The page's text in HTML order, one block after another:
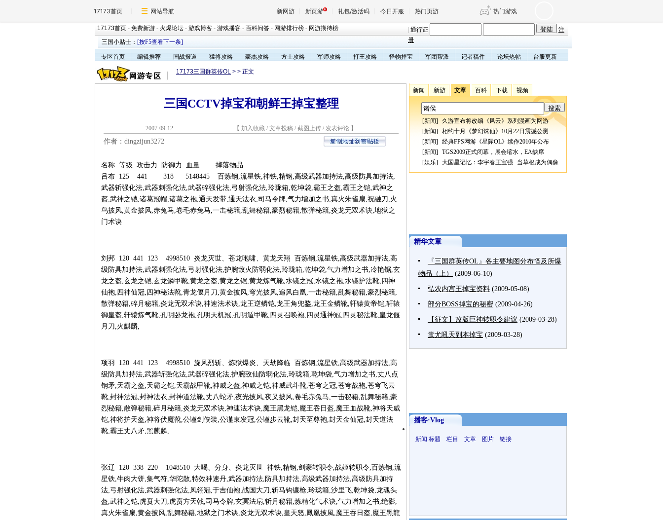
17173首页 网站导航 新网游 新页游 礼包/激活码 今日开服 热门页游 热门游戏
魔兽 DNF 传奇4
天堂 剑网3旗舰版 新天龙八部
王权与自由 诛仙世界 仙剑世界
17173首页 - 免费新游 - 火爆论坛 - 游戏博客 - 游戏播客 - 百科问答 - 网游排行榜 - 网游期待榜 通行证
注
册
三国小贴士： [按F5查看下一条]
专区首页 编辑推荐 国战报道 猛将攻略 豪杰攻略 方士攻略 军师攻略 打王攻略 怪物掉宝 军团帮派 记者稿件 论坛热帖 台服更新
17173三国群英传OL > > 正文
三国CCTV掉宝和朝鲜王掉宝整理
2007-09-12 【 加入收藏 / 文章投稿 / 截图上传 / 发表评论 】
作者：dingzijun3272
名称 等级 攻击力 防御力 血量 掉落物品
吕布 125 441 318 5148445 百炼钢,流星铁,神铁,精钢,高级武器加持法,高级防具加持法,
武器斩强化法,武器刺强化法,武器碎强化法,弓射强化法,玲珑箱,乾坤袋,霸王之盔,霸王之铠,武神之
盔,武神之铠,诸葛冠帽,诸葛之袍,通天发带,通天法衣,司马令牌,气力增加之书,真火朱雀扇,祝融刀,火
鸟披风,黄金披风,赤兔马,卷毛赤兔马,一击秘籍,乱舞秘籍,豪烈秘籍,散弹秘籍,炎龙无双术诀,地狱之
门术诀
刘邦 120 441 123 4998510 炎龙灭世、苍龙咆啸、黄龙天翔 百炼钢,流星铁,高级武器加持法,高
级防具加持法,武器刺强化法,弓射强化法,护腕敌火防弱化法,玲珑箱,乾坤袋,气力增加之书,冷艳锯,玄
龙之盔,玄龙之铠,玄龙鳞甲靴,黄龙之盔,黄龙之铠,黄龙炼气靴,水镜之冠,水镜之袍,水镜护法靴,四神
仙袍,四神仙冠,四神秘法靴,青龙偃月刀,黄金披风,穹光披风,追风白凰,一击秘籍,乱舞秘籍,豪烈秘籍,
散弹秘籍,碎月秘籍,炎龙无双术诀,神速法术诀,龙王逆鳞铠,龙王角兜鍪,龙王金鳞靴,轩辕黄帝铠,轩辕
御皇盔,轩辕炼气靴,孔明卧龙袍,孔明天机冠,孔明遁甲靴,四灵召唤袍,四灵通神冠,四灵秘法靴,皇龙偃
月刀,火麒麟,
项羽 120 441 123 4998510 旋风烈斩、炼狱爆炎、天劫降临 百炼钢,流星铁,高级武器加持法,高
级防具加持法,武器斩强化法,武器碎强化法,护腕敌仙防弱化法,玲珑箱,乾坤袋,气力增加之书,丈八点
钢矛,天霸之盔,天霸之铠,天霸战甲靴,神威之盔,神威之铠,神威武斗靴,苍穹之冠,苍穹战袍,苍穹飞云
靴,封神法冠,封神法衣,封神道法靴,丈八蛇矛,夜光披风,夜叉披风,卷毛赤兔马,一击秘籍,乱舞秘籍,豪
烈秘籍,散弹秘籍,碎月秘籍,炎龙无双术诀,神速法术诀,魔王黑龙铠,魔王吞日盔,魔王血战靴,神将天威
铠,神将护天盔,神将伏魔靴,公谨剑侠装,公谨束发冠,公谨步云靴,封天至尊袍,封天金仙冠,封天道法
靴,霸王丈八矛,黑麒麟,
张辽 120 338 220 1048510 大喝、分身、炎龙灭世 神铁,精钢,剑豪转职令,战姬转职令,百炼钢,流
星铁,牛肉大饼,集气符,华陀散,特效神速丹,武器加持法,防具加持法,高级武器加持法,高级防具加持
法,弓射强化法,武器刺强化法,凤翎冠,于吉仙袍,战国大刀,斩马钩镰枪,玲珑箱,沙里飞,乾坤袋,龙魂头
盔,武神之铠,虎贲大刀,虎贲方天戟,司马令牌,玄冥法扇,斩月秘籍,炼精化气术诀,气力增加之书,绝影,
真火朱雀扇,黄金披风,乱舞秘籍,地狱之门术诀,炎龙无双术诀,皇天怒,鳳凰披風,魔王吞日盔,魔王黑龍
新闻 新游 文章 百科 下载 视频
[新闻] 久游宣布将改编《风云》系列漫画为网游
[新闻] 相约十月《梦幻诛仙》10月22日震撼公测
[新闻] 经典FPS网游《星际OL》续作2010年公布
[新闻] TGS2009正式闭幕，展会缩水，EA缺席
[娱乐] 大国星记忆：李宇春王宝强 当草根成为偶像
精华文章
『三国群英传OL』各主要地图分布怪及所爆
物品（上）
(2009-06-10)
弘农内宫王掉宝资料 (2009-05-08)
部分BOSS掉宝的秘密 (2009-04-26)
【征文】改版巨神转职令建议 (2009-03-28)
蚩尤吼天副本掉宝 (2009-03-28)
播客·Vlog
新闻 标题 栏目 文章 图片 链接